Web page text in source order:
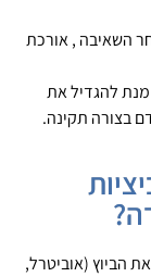
מתבצעת בין 2-5 ימים לאחר השאיבה , אורכת
להגדיל את
בצורה תקינה.
הביוץ (אוביטרל,